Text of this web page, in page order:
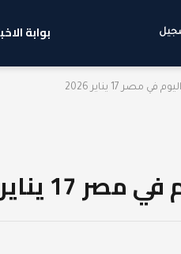
بوابة
مصر 17 يناير 2026
يناير 2026